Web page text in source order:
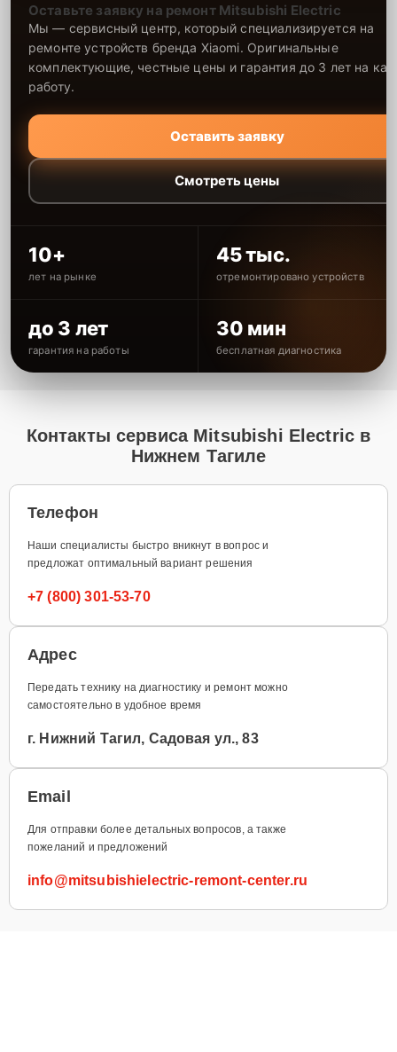
Оставьте заявку на ремонт Mitsubishi Electric
Мы — сервисный центр, который специализируется на
ремонте устройств бренда Xiaomi. Оригинальные
комплектующие, честные цены и гарантия до 3 лет на
работу.
Оставить заявку
Смотреть цены
10+
лет на рынке
45 тыс.
отремонтировано устройств
до 3 лет
гарантия на работы
30 мин
бесплатная диагностика
Контакты сервиса Mitsubishi Electric в
Нижнем Тагиле
Телефон
Наши специалисты быстро вникнут в вопрос и
предложат оптимальный вариант решения
+7 (800) 301-53-70
Адрес
Передать технику на диагностику и ремонт можно
самостоятельно в удобное время
г. Нижний Тагил, Садовая ул., 83
Email
Для отправки более детальных вопросов, а также
пожеланий и предложений
info@mitsubishielectric-remont-center.ru